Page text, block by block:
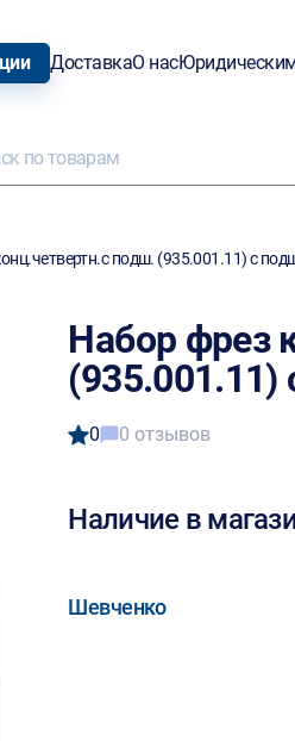
ДоставкаО нас
подш. (935.001.11) с
Набор фрез
(935.001.11)
0 0 отзывов
Наличие в
Шевченко